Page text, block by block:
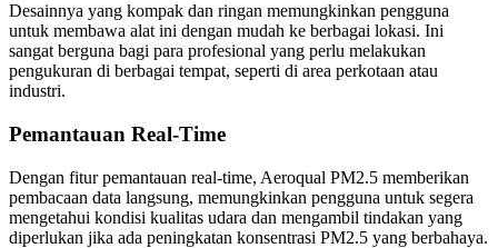
Desainnya yang kompak dan ringan memungkinkan pengguna
untuk membawa alat ini dengan mudah ke berbagai lokasi. Ini
sangat berguna bagi para profesional yang perlu melakukan
pengukuran di berbagai tempat, seperti di area perkotaan atau
industri.
Pemantauan Real-Time
Dengan fitur pemantauan real-time, Aeroqual PM2.5 memberikan
pembacaan data langsung, memungkinkan pengguna untuk segera
mengetahui kondisi kualitas udara dan mengambil tindakan yang
diperlukan jika ada peningkatan konsentrasi PM2.5 yang berbahaya.